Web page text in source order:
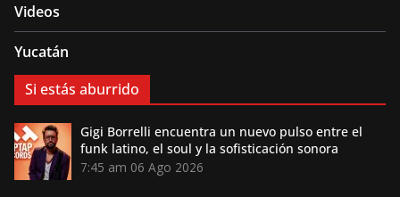
Videos
Yucatán
Si estás aburrido
Gigi Borrelli encuentra un nuevo pulso entre el
funk latino, el soul y la sofisticación sonora
7:45 am 06 Ago 2026